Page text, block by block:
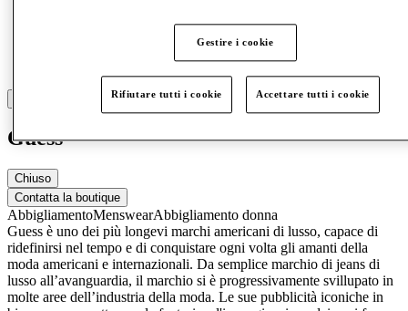
Guess
Chiuso
Contatta la boutique
AbbigliamentoMenswearAbbigliamento donna
Guess è uno dei più longevi marchi americani di lusso, capace di
ridefinirsi nel tempo e di conquistare ogni volta gli amanti della
moda americani e internazionali. Da semplice marchio di jeans di
lusso all’avanguardia, il marchio si è progressivamente svillupato in
molte aree dell’industria della moda. Le sue pubblicità iconiche in
Gestire i cookie
Rifiutare tutti i cookie Accettare tutti i cookie